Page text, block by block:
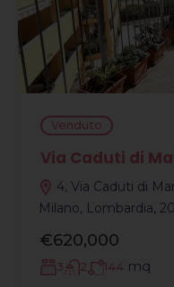
Venduto
Via Caduti di
4, Via Caduti di
Milano, Lombardia,
€620,000
3 2 144 mq